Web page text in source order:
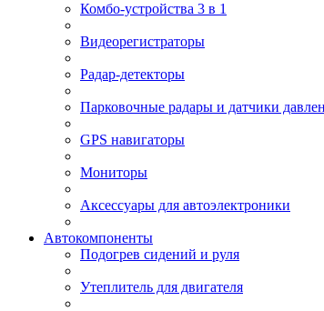
Комбо-устройства 3 в 1
Видеорегистраторы
Радар-детекторы
Парковочные радары и датчики
GPS навигаторы
Мониторы
Аксессуары для автоэлектроники
Автокомпоненты
Подогрев сидений и руля
Утеплитель для двигателя